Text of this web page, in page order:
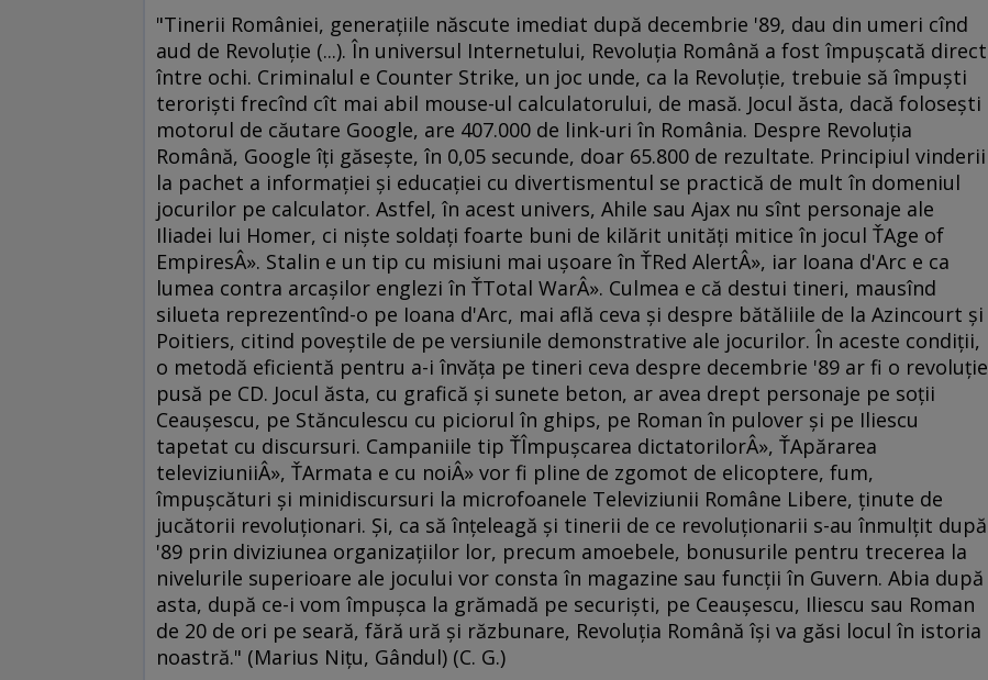
"Tinerii României, generaţiile născute imediat după decembrie '89, dau din umeri cînd
aud de Revoluţie (...). În universul Internetului, Revoluţia Română a fost împuşcată direct
între ochi. Criminalul e Counter Strike, un joc unde, ca la Revoluţie, trebuie să împuşti
terorişti frecînd cît mai abil mouse-ul calculatorului, de masă. Jocul ăsta, dacă foloseşti
motorul de căutare Google, are 407.000 de link-uri în România. Despre Revoluţia
Română, Google îţi găseşte, în 0,05 secunde, doar 65.800 de rezultate. Principiul vinderii
la pachet a informaţiei şi educaţiei cu divertismentul se practică de mult în domeniul
jocurilor pe calculator. Astfel, în acest univers, Ahile sau Ajax nu sînt personaje ale
Iliadei lui Homer, ci nişte soldaţi foarte buni de kilărit unităţi mitice în jocul ŤAge of
EmpiresÂ». Stalin e un tip cu misiuni mai uşoare în ŤRed AlertÂ», iar Ioana d'Arc e ca
lumea contra arcaşilor englezi în ŤTotal WarÂ». Culmea e că destui tineri, mausînd
silueta reprezentînd-o pe Ioana d'Arc, mai află ceva şi despre bătăliile de la Azincourt şi
Poitiers, citind poveştile de pe versiunile demonstrative ale jocurilor. În aceste condiţii,
o metodă eficientă pentru a-i învăţa pe tineri ceva despre decembrie '89 ar fi o revoluţie
pusă pe CD. Jocul ăsta, cu grafică şi sunete beton, ar avea drept personaje pe soţii
Ceauşescu, pe Stănculescu cu piciorul în ghips, pe Roman în pulover şi pe Iliescu
tapetat cu discursuri. Campaniile tip ŤÎmpuşcarea dictatorilorÂ», ŤApărarea
televiziuniiÂ», ŤArmata e cu noiÂ» vor fi pline de zgomot de elicoptere, fum,
împuşcături şi minidiscursuri la microfoanele Televiziunii Române Libere, ţinute de
jucătorii revoluţionari. Şi, ca să înţeleagă şi tinerii de ce revoluţionarii s-au înmulţit după
'89 prin diviziunea organizaţiilor lor, precum amoebele, bonusurile pentru trecerea la
nivelurile superioare ale jocului vor consta în magazine sau funcţii în Guvern. Abia după
asta, după ce-i vom împuşca la grămadă pe securişti, pe Ceauşescu, Iliescu sau Roman
de 20 de ori pe seară, fără ură şi răzbunare, Revoluţia Română îşi va găsi locul în istoria
noastră." (Marius Niţu, Gândul) (C. G.)